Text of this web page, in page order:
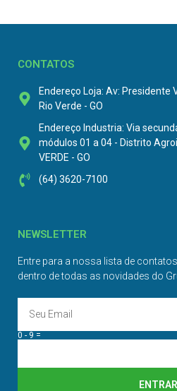
CONTATOS
Endereço Loja: Av: Presidente
Rio Verde - GO
Endereço Industria: Via
módulos 01 a 04 - Distrito
VERDE - GO
(64) 3620-7100
NEWSLETTER
Entre para a nossa lista de
dentro de todas as novidades do
0 - 9 =
ENTRAR